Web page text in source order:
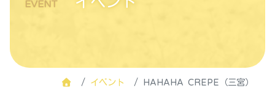
EVENT
イベント HAHAHA CREPE（三宮）